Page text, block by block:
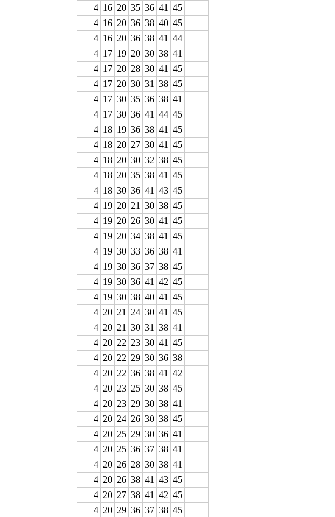
4 16 20 35 36 41 45
4 16 20 36 38 40 45
4 16 20 36 38 41 44
4 17 19 20 30 38 41
4 17 20 28 30 41 45
4 17 20 30 31 38 45
4 17 30 35 36 38 41
4 17 30 36 41 44 45
4 18 19 36 38 41 45
4 18 20 27 30 41 45
4 18 20 30 32 38 45
4 18 20 35 38 41 45
4 18 30 36 41 43 45
4 19 20 21 30 38 45
4 19 20 26 30 41 45
4 19 20 34 38 41 45
4 19 30 33 36 38 41
4 19 30 36 37 38 45
4 19 30 36 41 42 45
4 19 30 38 40 41 45
4 20 21 24 30 41 45
4 20 21 30 31 38 41
4 20 22 23 30 41 45
4 20 22 29 30 36 38
4 20 22 36 38 41 42
4 20 23 25 30 38 45
4 20 23 29 30 38 41
4 20 24 26 30 38 45
4 20 25 29 30 36 41
4 20 25 36 37 38 41
4 20 26 28 30 38 41
4 20 26 38 41 43 45
4 20 27 38 41 42 45
4 20 29 36 37 38 45